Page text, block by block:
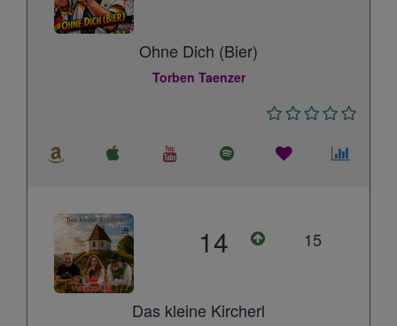
Ohne Dich (Bier)
Torben Taenzer
14 15
Das kleine Kircherl